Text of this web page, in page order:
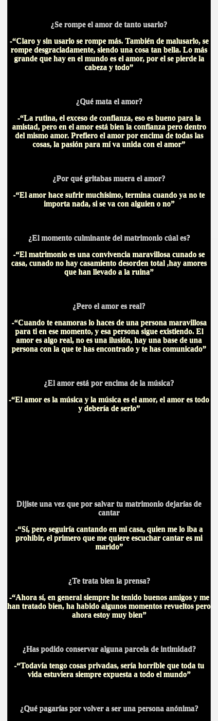
¿Se rompe el amor de tanto usarlo?
-“Claro y sin usarlo se rompe más. También de malusarlo, se
rompe desgraciadamente, siendo una cosa tan bella. Lo más
grande que hay en el mundo es el amor, por el se pierde la
cabeza y todo”
¿Qué mata el amor?
-“La rutina, el exceso de confianza, eso es bueno para la
amistad, pero en el amor está bien la confianza pero dentro
del mismo amor. Prefiero el amor por encima de todas las
cosas, la pasión para mí va unida con el amor”
¿Por qué gritabas muera el amor?
-“El amor hace sufrir muchísimo, termina cuando ya no te
importa nada, si se va con alguien o no”
¿El momento culminante del matrimonio cúal es?
-“El matrimonio es una convivencia maravillosa cunado se
casa, cunado no hay casamiento desorden total ,hay amores
que han llevado a la ruina”
¿Pero el amor es real?
-“Cuando te enamoras lo haces de una persona maravillosa
para ti en ese momento, y esa persona sigue existiendo. El
amor es algo real, no es una ilusión, hay una base de una
persona con la que te has encontrado y te has comunicado”
¿El amor está por encima de la música?
-“El amor es la música y la música es el amor, el amor es todo
y debería de serlo”
Dijiste una vez que por salvar tu matrimonio dejarías de
cantar
-“Sí, pero seguiría cantando en mi casa, quien me lo iba a
prohibir, el primero que me quiere escuchar cantar es mi
marido”
¿Te trata bien la prensa?
-“Ahora sí, en general siempre he tenido buenos amigos y me
han tratado bien, ha habido algunos momentos revueltos pero
ahora estoy muy bien”
¿Has podido conservar alguna parcela de intimidad?
-“Todavía tengo cosas privadas, sería horrible que toda tu
vida estuviera siempre expuesta a todo el mundo”
¿Qué pagarías por volver a ser una persona anónima?